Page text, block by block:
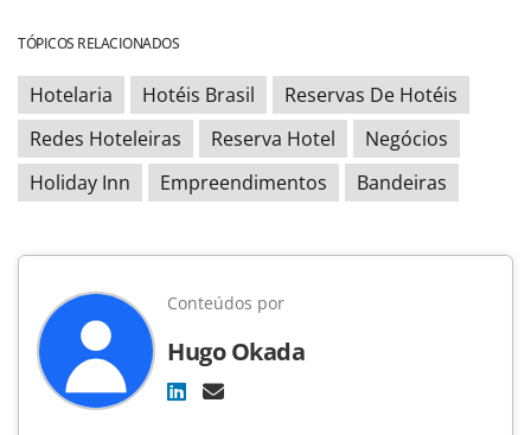
TÓPICOS RELACIONADOS
Hotelaria Hotéis Brasil
Reservas De Hotéis
Redes Hoteleiras
Reserva Hotel
Negócios
Holiday Inn
Empreendimentos Bandeiras
Conteúdos por
Hugo Okada